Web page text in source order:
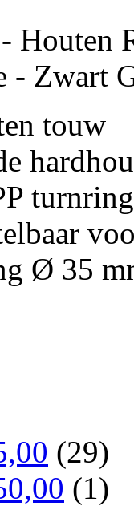
Houten
- Zwart
touw
Ø 35
(29)
(1)